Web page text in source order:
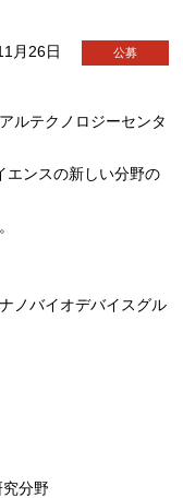
月26日 公募
ルテクノロジーセンタ
エンスの新しい分野の
ノバイオデバイスグル
分野